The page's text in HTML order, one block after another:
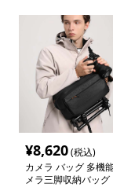
¥8,620(税込)
カメラ バッグ 多機
メラ三脚収納バッグ